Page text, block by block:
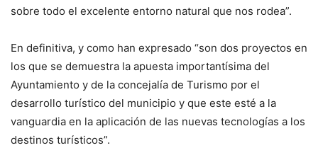
sobre todo el excelente entorno natural que nos rodea”.
En definitiva, y como han expresado “son dos proyectos en
los que se demuestra la apuesta importantísima del
Ayuntamiento y de la concejalía de Turismo por el
desarrollo turístico del municipio y que este esté a la
vanguardia en la aplicación de las nuevas tecnologías a los
destinos turísticos”.